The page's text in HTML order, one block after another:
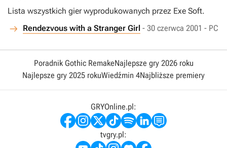
Lista wszystkich gier wyprodukowanych przez Exe Soft.
Rendezvous with a Stranger Girl - 30 czerwca 2001 - PC
Poradnik Gothic RemakeNajlepsze gry 2026 roku
Najlepsze gry 2025 rokuWiedźmin 4Najbliższe premiery
GRYOnline.pl:
tvgry.pl: